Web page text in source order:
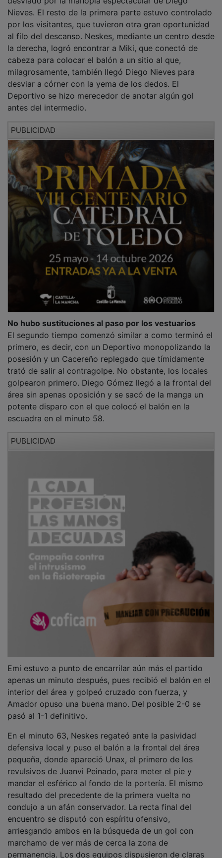
Nieves. El resto de la primera parte estuvo controlado
por los visitantes, que tuvieron otra gran oportunidad
al filo del descanso. Neskes, mediante un centro desde
la derecha, logró encontrar a Miki, que conectó de
cabeza para colocar el balón a un sitio al que,
milagrosamente, también llegó Diego Nieves para
desviar a córner con la yema de los dedos. El
Deportivo se hizo merecedor de anotar algún gol
antes del intermedio.
El segundo tiempo comenzó similar a como terminó el
primero, es decir, con un Deportivo monopolizando la
posesión y un Cacereño replegado que tímidamente
trató de salir al contragolpe. No obstante, los locales
golpearon primero. Diego Gómez llegó a la frontal del
área sin apenas oposición y se sacó de la manga un
potente disparo con el que colocó el balón en la
escuadra en el minuto 58.
apenas un minuto después, pues recibió el balón en el
interior del área y golpeó cruzado con fuerza, y
Amador opuso una buena mano. Del posible 2-0 se
pasó al 1-1 definitivo.
defensiva local y puso el balón a la frontal del área
pequeña, donde apareció Unax, el primero de los
revulsivos de Juanvi Peinado, para meter el pie y
mandar el esférico al fondo de la portería. El mismo
resultado del precedente de la primera vuelta no
condujo a un afán conservador. La recta final del
encuentro se disputó con espíritu ofensivo,
arriesgando ambos en la búsqueda de un gol con
marchamo de ver más de cerca la zona de
permanencia. Los dos equipos dispusieron de claras